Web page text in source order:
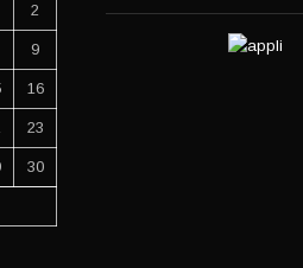
2
9
16
23
30